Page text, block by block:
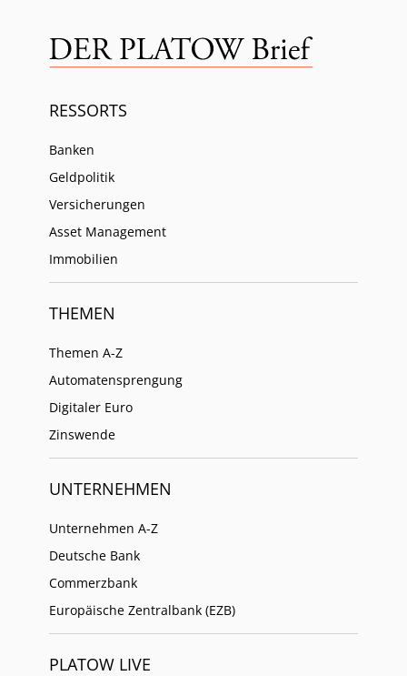
RESSORTS
Banken
Geldpolitik
Versicherungen
Asset Management
Immobilien
THEMEN
Themen A-Z
Automatensprengung
Digitaler Euro
Zinswende
UNTERNEHMEN
Unternehmen A-Z
Deutsche Bank
Commerzbank
Europäische Zentralbank (EZB)
PLATOW LIVE